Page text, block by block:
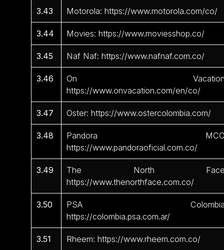
3.43 Motorola: https://www.motorola.com/co/
3.44 Movies: https://www.moviesshop.co/
3.45 Naf Naf: https://www.nafnaf.com.co/
3.46
On
https://www.onvacation.com/en/co/
3.47 Oster: https://www.ostercolombia.com/
3.48
Pandora
https://www.pandoraoficial.com.co/
3.49
The North
https://www.thenorthface.com.co/
3.50
PSA
https://colombia.psa.com.ar/
3.51 Rheem: https://www.rheem.com.co/